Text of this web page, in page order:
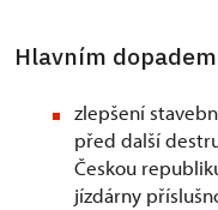
Hlavním
zlepšení
před další
Českou
jízdárny